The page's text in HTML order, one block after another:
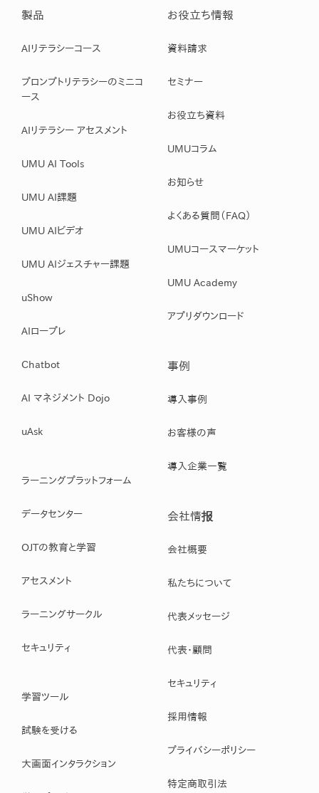
製品
AIリテラシーコース
プロンプトリテラシーのミニコ
ース
AIリテラシー アセスメント
UMU AI Tools
UMU AI課題
UMU AIビデオ
UMU AIジェスチャー課題
uShow
AIロープレ
Chatbot
AI マネジメント Dojo
uAsk
ラーニングプラットフォーム
データセンター
OJTの教育と学習
アセスメント
ラーニングサークル
セキュリティ
学習ツール
試験を受ける
大画面インタラクション
お役立ち情報
資料請求
セミナー
お役立ち資料
UMUコラム
お知らせ
よくある質問（FAQ）
UMUコースマーケット
UMU Academy
アプリダウンロード
事例
導入事例
お客様の声
導入企業一覧
会社情报
会社概要
私たちについて
代表メッセージ
代表・顧問
セキュリティ
採用情報
プライバシーポリシー
特定商取引法